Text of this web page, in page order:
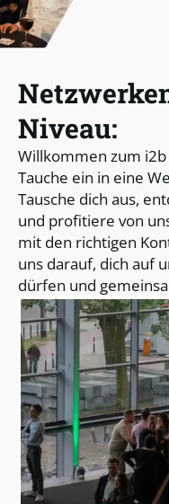
Niveau:
Willkommen zum
Tauche ein in eine
Tausche dich aus,
und profitiere von
mit den richtigen
uns darauf, dich auf
dürfen und
Event, da wir
und neue
Unabhängig vom
die Möglichkeit,
zu